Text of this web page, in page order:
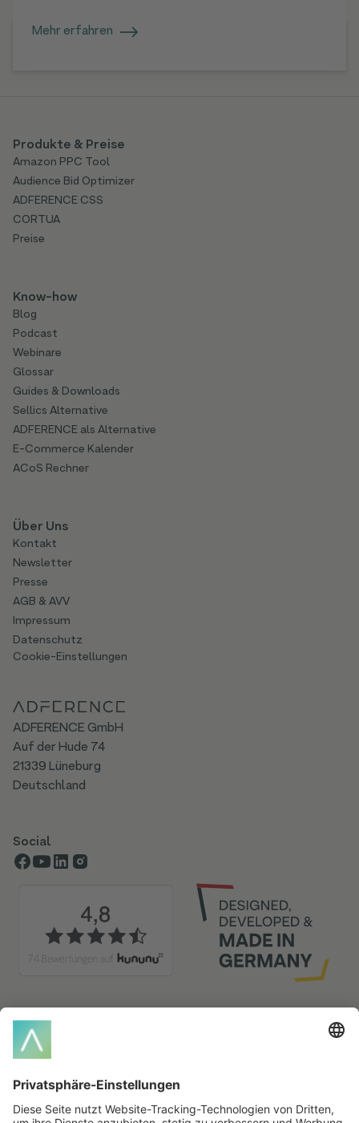
Mehr erfahren
ADFERENCE GmbH
Auf der Hude 74
21339 Lüneburg
Deutschland
Produkte & Preise
Amazon PPC Tool
Audience Bid Optimizer
ADFERENCE CSS
CORTUA
Preise
Know-how
Blog
Podcast
Webinare
Glossar
Guides & Downloads
Sellics Alternative
ADFERENCE als Alternative
E-Commerce Kalender
ACoS Rechner
Über Uns
Kontakt
Newsletter
Presse
AGB & AVV
Impressum
Datenschutz
Cookie-Einstellungen
Social
Glossar-Index
A
C